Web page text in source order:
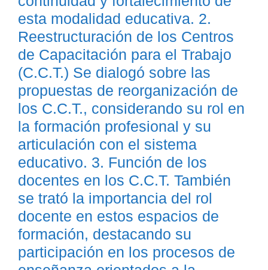
esta modalidad educativa. 2.
Reestructuración de los Centros
de Capacitación para el Trabajo
(C.C.T.) Se dialogó sobre las
propuestas de reorganización de
los C.C.T., considerando su rol en
la formación profesional y su
articulación con el sistema
educativo. 3. Función de los
docentes en los C.C.T. También
se trató la importancia del rol
docente en estos espacios de
formación, destacando su
participación en los procesos de